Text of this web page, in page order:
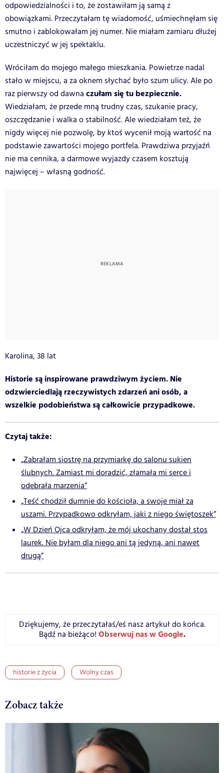
odpowiedzialności i to, że zostawiłam ją samą z
obowiązkami. Przeczytałam tę wiadomość, uśmiechnęłam się
smutno i zablokowałam jej numer. Nie miałam zamiaru dłużej
uczestniczyć w jej spektaklu.
Wróciłam do mojego małego mieszkania. Powietrze nadal
stało w miejscu, a za oknem słychać było szum ulicy. Ale po
raz pierwszy od dawna czułam się tu bezpiecznie.
Wiedziałam, że przede mną trudny czas, szukanie pracy,
oszczędzanie i walka o stabilność. Ale wiedziałam też, że
nigdy więcej nie pozwolę, by ktoś wycenił moją wartość na
podstawie zawartości mojego portfela. Prawdziwa przyjaźń
nie ma cennika, a darmowe wyjazdy czasem kosztują
najwięcej – własną godność.
Karolina, 38 lat
Historie są inspirowane prawdziwym życiem. Nie
odzwierciedlają rzeczywistych zdarzeń ani osób, a
wszelkie podobieństwa są całkowicie przypadkowe.
Czytaj także:
„Zabrałam siostrę na przymiarkę do salonu sukien
ślubnych. Zamiast mi doradzić, złamała mi serce i
odebrała marzenia”
„Teść chodził dumnie do kościoła, a swoje miał za
uszami. Przypadkowo odkryłam, jaki z niego świętoszek”
„W Dzień Ojca odkryłam, że mój ukochany dostał stos
laurek. Nie byłam dla niego ani tą jedyną, ani nawet
drugą”
Dziękujemy, że przeczytałaś/eś nasz artykuł do końca.
Bądź na bieżąco! Obserwuj nas w Google.
historie z życia Wolny czas
Zobacz także